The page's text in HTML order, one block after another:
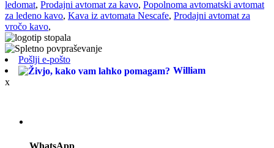
ledomat, Prodajni avtomat za kavo, Popolnoma avtomatski avtomat
za ledeno kavo, Kava iz avtomata Nescafe, Prodajni avtomat za
vročo kavo,
Pošlji e-pošto
William
x
WhatsApp